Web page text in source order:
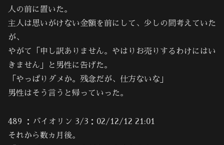
人の前に置いた。
主人は思いがけない金額を前にして、少しの間考えていた
が、
やがて「申し訳ありません。やはりお売りするわけにはい
きません」と男性に告げた。
「やっぱりダメか。残念だが、仕方ないな」
男性はそう言うと帰っていった。
489 ：バイオリン 3/3：02/12/12 21:01
それから数ヵ月後。